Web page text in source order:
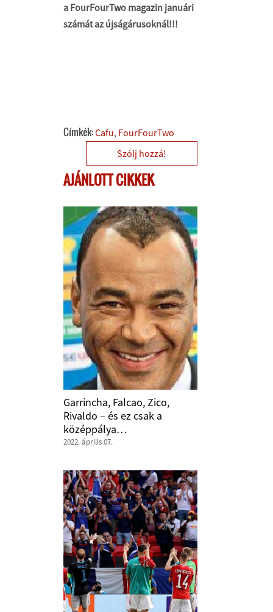
a FourFourTwo magazin januári
számát az újságárusoknál!!!
Címkék:Cafu FourFourTwo
Szólj hozzá!
AJÁNLOTT CIKKEK
Garrincha, Falcao, Zico,
Rivaldo – és ez csak a
középpálya…
2022. április 07.